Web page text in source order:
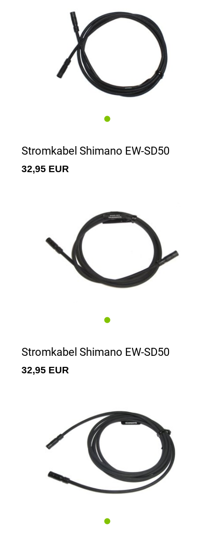
Stromkabel Shimano EW-SD50
32,95 EUR
Stromkabel Shimano EW-SD50
32,95 EUR